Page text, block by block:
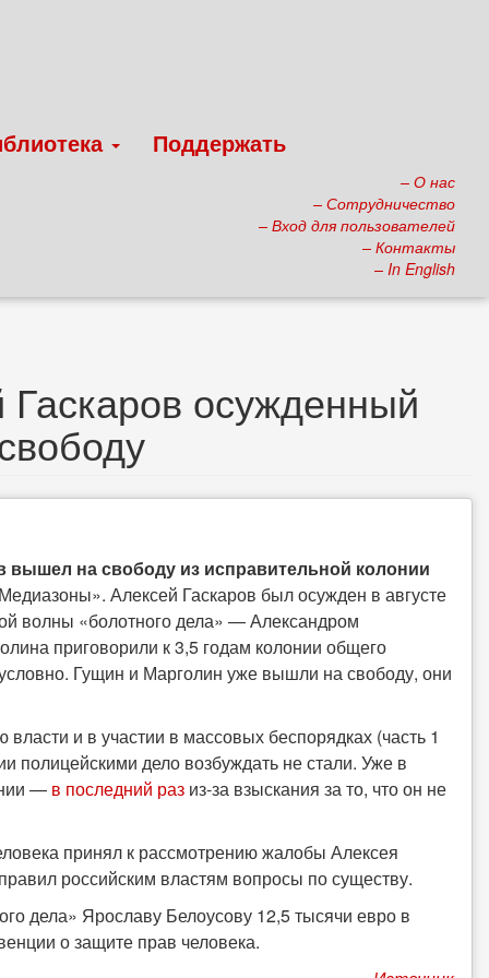
Поддержать
– О нас
– Сотрудничество
– Вход для пользователей
– Контакты
– In English
осужденный
на свободу из исправительной колонии
Алексей Гаскаров был осужден в августе
волны «болотного дела» — Александром
приговорили к 3,5 годам колонии общего
Гущин и Марголин уже вышли на свободу, они
и в участии в массовых беспорядках (часть 1
полицейскими дело возбуждать не стали. Уже в
— в последний раз из-за взыскания за то, что он не
принял к рассмотрению жалобы Алексея
российским властям вопросы по существу.
дела» Ярославу Белоусову 12,5 тысячи евро в
о защите прав человека.